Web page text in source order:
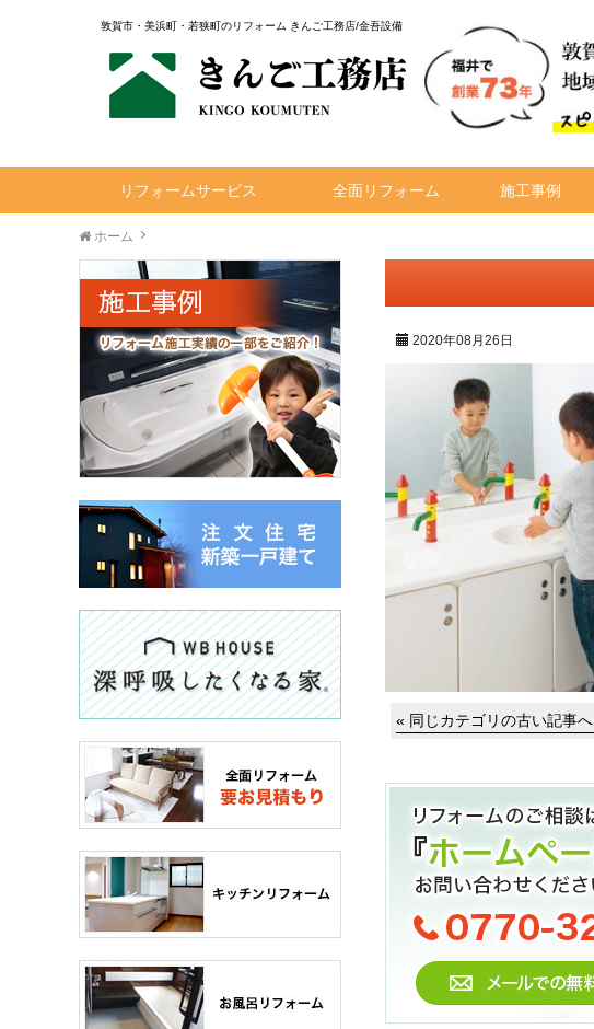
敦賀市・美浜町・若狭町のリフォーム きんご工務店/金吾設備
リフォームサービス 全面リフォーム 施工事例
ホーム
2020年08月26日
« 同じカテゴリの古い記事へ